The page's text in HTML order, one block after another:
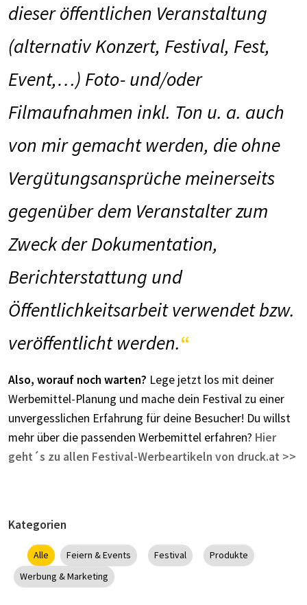
dieser öffentlichen Veranstaltung
(alternativ Konzert, Festival, Fest,
Event,…) Foto- und/oder
Filmaufnahmen inkl. Ton u. a. auch
von mir gemacht werden, die ohne
Vergütungsansprüche meinerseits
gegenüber dem Veranstalter zum
Zweck der Dokumentation,
Berichterstattung und
Öffentlichkeitsarbeit verwendet bzw.
veröffentlicht werden.
Also, worauf noch warten? Lege jetzt los mit deiner
Werbemittel-Planung und mache dein Festival zu einer
unvergesslichen Erfahrung für deine Besucher! Du willst
mehr über die passenden Werbemittel erfahren? Hier
geht´s zu allen Festival-Werbeartikeln von druck.at >>
Kategorien
Alle Feiern & Events Festival
Produkte
Werbung & Marketing